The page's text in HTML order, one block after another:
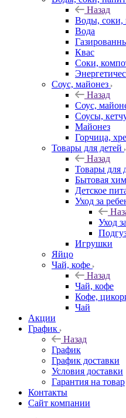
Назад
Воды, соки,
Вода
Квас
Соки,
Соус, майонез
Назад
Соус,
Соусы,
Майонез
Горчица,
Товары для детей
Назад
Товары для
Бытовая
Детское
Уход за
Уход
Игрушки
Яйцо
Чай, кофе
Назад
Чай, кофе
Кофе,
Чай
Акции
График
Назад
График
График доставки
Условия доставки
Гарантия на товар
Контакты
Сайт компании